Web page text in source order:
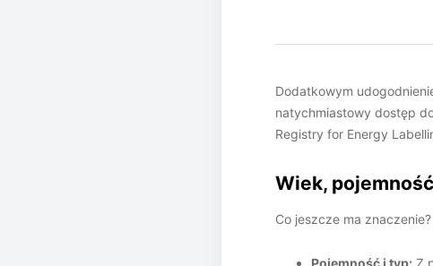
Dodatkowym
natychmiastowy dostęp
Registry for Energy
Wiek,
Co jeszcze ma